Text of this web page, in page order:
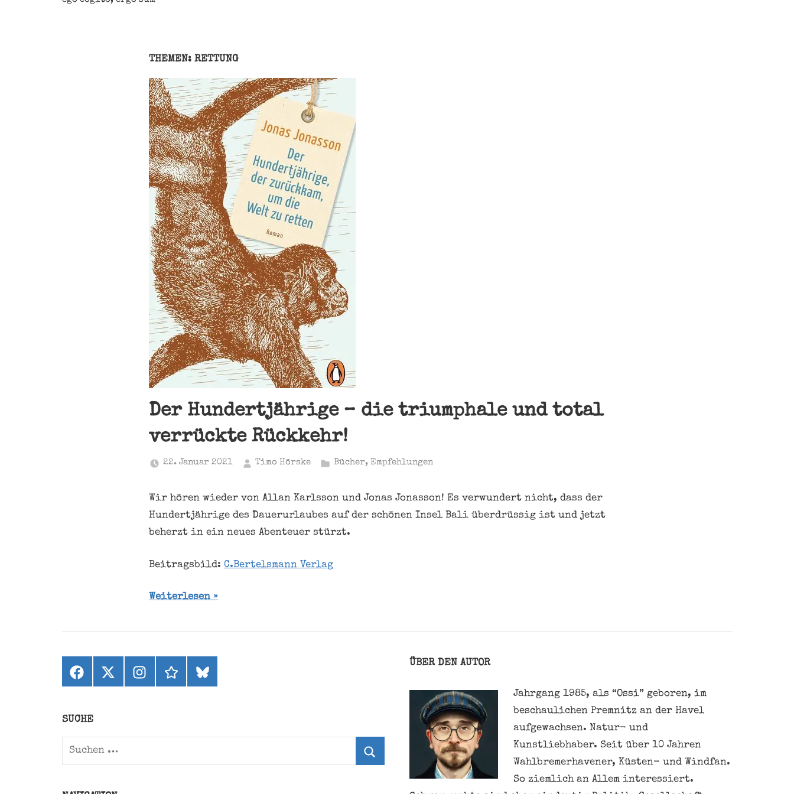
THEMEN: RETTUNG
Der Hundertjährige – die triumphale und total
verrückte Rückkehr!
22. Januar 2021 Timo Hörske Bücher, Empfehlungen
Wir hören wieder von Allan Karlsson und Jonas Jonasson! Es verwundert nicht, dass der
Hundertjährige des Dauerurlaubes auf der schönen Insel Bali überdrüssig ist und jetzt
beherzt in ein neues Abenteuer stürzt.
Beitragsbild: C.Bertelsmann Verlag
Weiterlesen
Facebook
X
(ehemals
Instagramthreadsbluesky
SUCHE
Suchen
ÜBER DEN AUTOR
Jahrgang 1985, als “Ossi” geboren, im
beschaulichen Premnitz an der Havel
aufgewachsen. Natur- und
Kunstliebhaber. Seit über 10 Jahren
Wahlbremerhavener, Küsten- und Windfan.
So ziemlich an Allem interessiert.